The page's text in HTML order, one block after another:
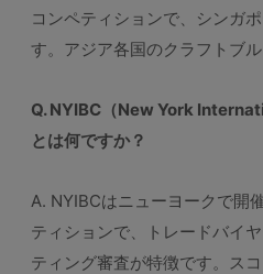
コンペティションで、シンガ
す。アジア各国のクラフトブル
Q. NYIBC（New York
とは何ですか？
A. NYIBCはニューヨークで開
ティションで、トレードバイ
ティング審査が特徴です。ス